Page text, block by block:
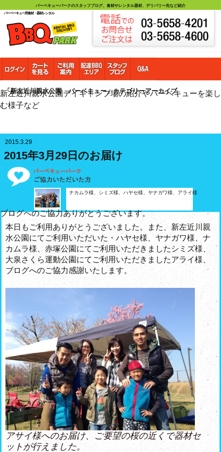
バーベキューパークのスタッフブログ、食材やレンタル器材、デリバリー先など紹介
バーベーキュー用食材・器材レンタル
「新左近川親水公園 バーベキュー」カテゴリーアーカイブ
新左近川親水公園デイキャンプ場の紹介やバーベキューを楽し
む様子など
2015.3.29
2015年3月29日のお届け
ナカムラ様、シミズ様、ハヤセ様、ヤナガワ様、アライ様
ブログへのご協力ありがとうございます。
本日もご利用ありがとうございました。また、新左近川親
水公園にてご利用いただいた・ハヤセ様、ヤナガワ様、ナ
カムラ様、赤塚公園にてご利用いただきましたシミズ様、
大泉さくら運動公園にてご利用いただきましたアライ様、
ブログへのご協力感謝いたします。
アサイ様へのお届け、ご要望の桜の近くで器材セ
ットが行えました。